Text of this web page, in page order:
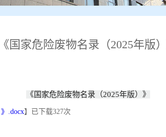
《国家危险废物名录（2025年版）
《国家危险废物名录（2025年版）》
.docx】已下载327次